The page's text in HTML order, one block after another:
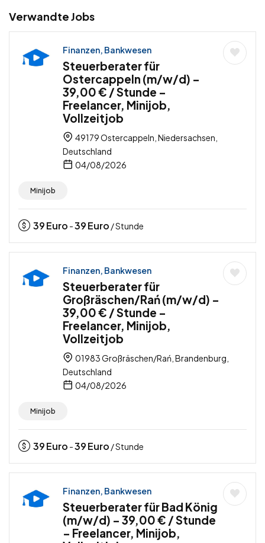
Verwandte Jobs
Finanzen, Bankwesen
Steuerberater für
Ostercappeln (m/w/d) –
39,00 € / Stunde –
Freelancer, Minijob,
Vollzeitjob
49179 Ostercappeln, Niedersachsen,
Deutschland
04/08/2026
Minijob
39Euro -39Euro / Stunde
Finanzen, Bankwesen
Steuerberater für
Großräschen/Rań (m/w/d) –
39,00 € / Stunde –
Freelancer, Minijob,
Vollzeitjob
01983 Großräschen/Rań, Brandenburg,
Deutschland
04/08/2026
Minijob
39Euro -39Euro / Stunde
Finanzen, Bankwesen
Steuerberater für Bad König
(m/w/d) – 39,00 € / Stunde
– Freelancer, Minijob,